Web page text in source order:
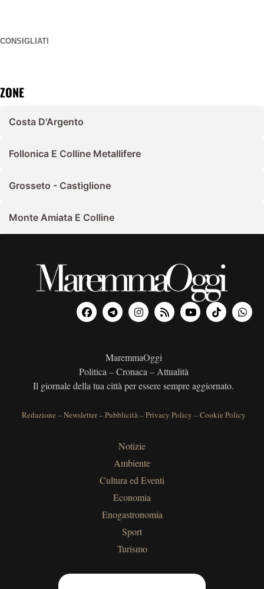
CONSIGLIATI
ZONE
Costa D'Argento
Follonica E Colline Metallifere
Grosseto - Castiglione
Monte Amiata E Colline
MaremmaOggi
Politica – Cronaca – Attualità
Il giornale della tua città per essere sempre aggiornato.
Redazione –Newsletter–Pubblicità–Privacy Policy –Cookie Policy
Notizie
Ambiente
Cultura ed Eventi
Economia
Enogastronomia
Sport
Turismo